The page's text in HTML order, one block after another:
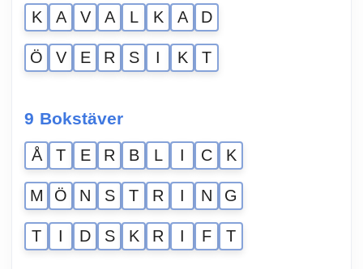
K A V A L K A D
Ö V E R S I K T
9 Bokstäver
Å T E R B L I C K
M Ö N S T R I N G
T I D S K R I F T